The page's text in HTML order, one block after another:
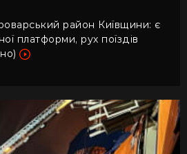
район Київщини: є
платформи, рух поїздів